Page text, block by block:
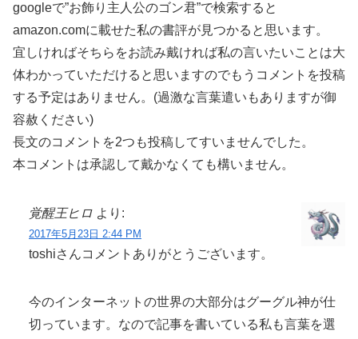
googleで”お飾り主人公のゴン君”で検索すると
amazon.comに載せた私の書評が見つかると思います。
宜しければそちらをお読み戴ければ私の言いたいことは大
体わかっていただけると思いますのでもうコメントを投稿
する予定はありません。(過激な言葉遣いもありますが御
容赦ください)
長文のコメントを2つも投稿してすいませんでした。
本コメントは承認して戴かなくても構いません。
覚醒王ヒロ より:
2017年5月23日 2:44 PM
toshiさんコメントありがとうございます。
今のインターネットの世界の大部分はグーグル神が仕
切っています。なので記事を書いている私も言葉を選